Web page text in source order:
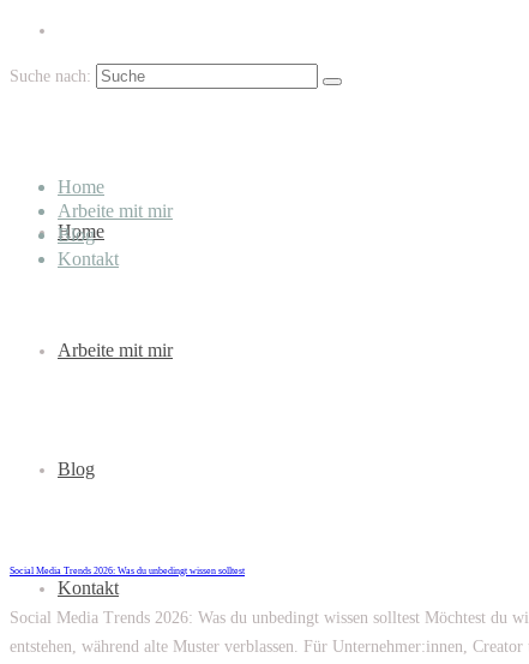
Suche nach:
Home
Arbeite mit mir
Blog
Kontakt
Home
Arbeite mit mir
Blog
Kontakt
Social Media Trends 2026: Was du unbedingt wissen solltest
Social Media Trends 2026: Was du unbedingt wissen solltest Möchtest du
entstehen, während alte Muster verblassen. Für Unternehmer:innen,